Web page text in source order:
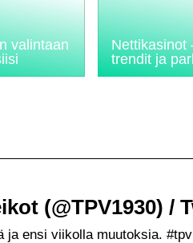
valintaan
Nettikasinot
trendit ja
(@TPV1930) /
ja ensi viikolla muutoksia.